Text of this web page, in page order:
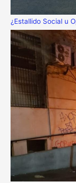
¿Estallido Social u